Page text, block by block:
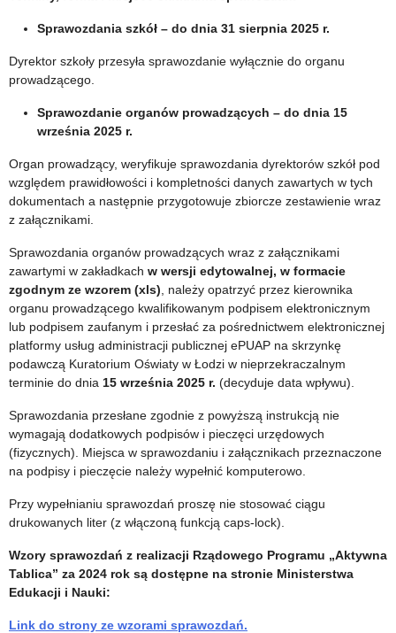
Sprawozdania szkół – do dnia 31 sierpnia 2025 r.
Dyrektor szkoły przesyła sprawozdanie wyłącznie do organu
prowadzącego.
Sprawozdanie organów prowadzących – do dnia 15
września 2025 r.
Organ prowadzący, weryfikuje sprawozdania dyrektorów szkół pod
względem prawidłowości i kompletności danych zawartych w tych
dokumentach a następnie przygotowuje zbiorcze zestawienie wraz
z załącznikami.
Sprawozdania organów prowadzących wraz z załącznikami
zawartymi w zakładkach w wersji edytowalnej, w formacie
zgodnym ze wzorem (xls) , należy opatrzyć przez kierownika
organu prowadzącego kwalifikowanym podpisem elektronicznym
lub podpisem zaufanym i przesłać za pośrednictwem elektronicznej
platformy usług administracji publicznej ePUAP na skrzynkę
podawczą Kuratorium Oświaty w Łodzi w nieprzekraczalnym
terminie do dnia 15 września 2025 r. (decyduje data wpływu).
Sprawozdania przesłane zgodnie z powyższą instrukcją nie
wymagają dodatkowych podpisów i pieczęci urzędowych
(fizycznych). Miejsca w sprawozdaniu i załącznikach przeznaczone
na podpisy i pieczęcie należy wypełnić komputerowo.
Przy wypełnianiu sprawozdań proszę nie stosować ciągu
drukowanych liter (z włączoną funkcją caps-lock).
Wzory sprawozdań z realizacji Rządowego Programu „Aktywna
Tablica” za 2024 rok są dostępne na stronie Ministerstwa
Edukacji i Nauki:
Link do strony ze wzorami sprawozdań.